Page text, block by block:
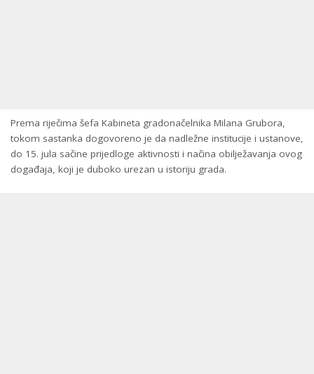
Prema riječima šefa Kabineta gradonačelnika Milana Grubora,
tokom sastanka dogovoreno je da nadležne institucije i ustanove,
do 15. jula sačine prijedloge aktivnosti i načina obilježavanja ovog
događaja, koji je duboko urezan u istoriju grada.